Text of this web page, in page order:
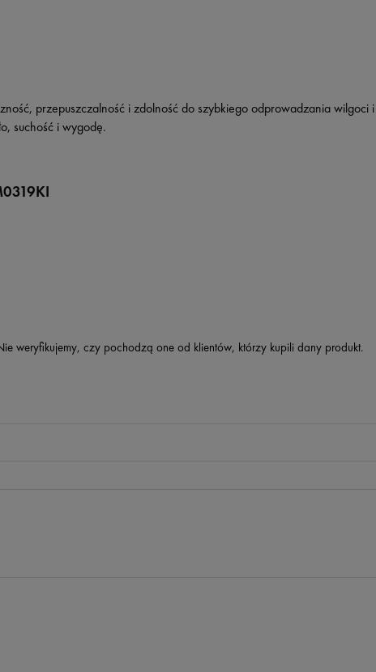
przepuszczalność i zdolność do szybkiego odprowadzania
suchość i wygodę.
weryfikujemy, czy pochodzą one od klientów, którzy kupili dany produkt.